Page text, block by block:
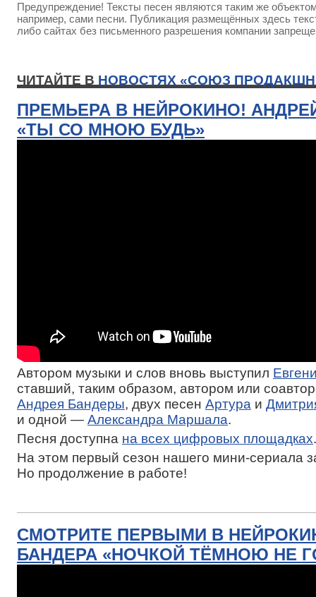
Предупреждение! Тексты песен являются таким же
например, сами песни. Публикация размещённых здесь
либо сайтах без письменного разрешения компании
ЧИТАЙТЕ В НОВОСТЯХ «СОЮЗ
ПРЕМЬЕРА В НЕЙРОКИНО!
«ТЫ СО МНОЮ БУДЬ»
Автором музыки и слов вновь выступил
ставший, таким образом, автором или
Андрея Бандеры, двух песен Артура и
и одной — Александра Маршала.
Песня доступна на всех цифровых площадках.
На этом первый сезон нашего мини-сериала
Но продолжение в работе!
СМОТРИТЕ ПЕРВЫМИ В
БАНДЕРА «НОЧКОЙ ТЁМНОЮ НЕ